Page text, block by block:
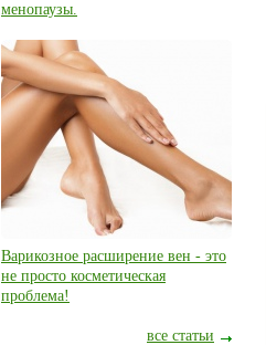
менопаузы.
Варикозное расширение вен - это
не просто косметическая
проблема!
все статьи